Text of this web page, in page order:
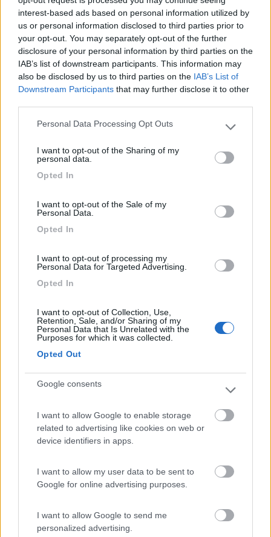
interest-based ads based on personal information utilized by
us or personal information disclosed to third parties prior to
your opt-out. You may separately opt-out of the further
disclosure of your personal information by third parties on the
IAB’s list of downstream participants. This information may
also be disclosed by us to third parties on the IAB’s List of
Downstream Participants that may further disclose it to other
Please note that this website/app uses one or more Google
not limited to your visit or usage behaviour. You may click to
use your data for below specified purposes in below Google
Personal Data Processing Opt Outs
I want to opt-out of the Sharing of my
personal data.
Opted In
I want to opt-out of the Sale of my
Personal Data.
Opted In
I want to opt-out of processing my
Personal Data for Targeted Advertising.
Opted In
I want to opt-out of Collection, Use,
Retention, Sale, and/or Sharing of my
Personal Data that Is Unrelated with the
Purposes for which it was collected.
Opted Out
Google consents
I want to allow Google to enable storage
related to advertising like cookies on web or
device identifiers in apps.
I want to allow my user data to be sent to
Google for online advertising purposes.
I want to allow Google to send me
personalized advertising.
Se tutto va bene pensiamo che potremmo farlo durante i ponti
di primavera del 2025 con la solita formula che io parto prima e
mia moglie mi raggiunge, in questo caso a Tashkent.
Idealmente sarebbe l'ultimo grande viaggio con questo camper,
dal 2018 a oggi siamo a 210mila km, primad di passare a quello
che dovrebbe portarci nelle americhe
vigano family
Inserito il13/02/2024 alle:12:33:39
noi invece abbiamo il programma di prendere il traghetto da Baku al
Kazakistan, dove per gli italiani non serve il visto, e da lì fare l'Uzbekistan
ledzep
come vedi ho scritto primavera 2025. Da qui all'anno prossimo
prevedibilmente le frontiere terrestri le riapriranno. Ormai tutti i
contenziosi li hanno risolti.
Comunque l'unico modo è attraverso la Georgia ( e magari,
visto che voi vorreste andare ad agosto, le frontiere saranno già
riaperte anche per voi. Il visto non è un problema, si fa online)
Modificato da ledzep il 13/02/2024 alle 12:52:02
615
Inserito il13/02/2024 alle:14:49:34
prendendo il famoso traghetto da Baku, spendi un botto oltre
9500 euro per 2 persone oltre il gasolio e molte altre spese non
comprese però ci vai a Samarcanda, Bukkara e Kiwa. Saluti
Silvy 60